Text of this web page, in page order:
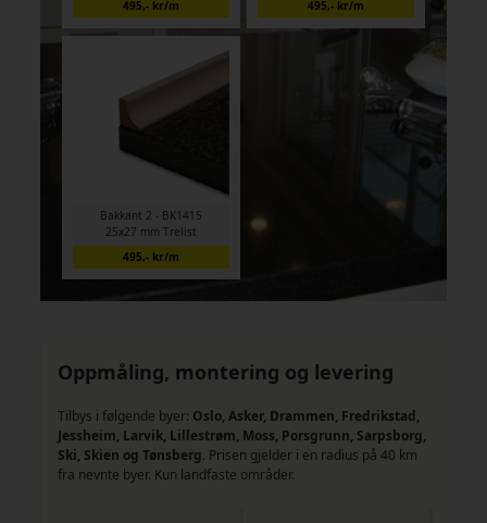
495,- kr/m
495,- kr/m
Bakkant 2 - BK1415
25x27 mm Trelist
495,- kr/m
Oppmåling, montering og levering
Tilbys i følgende byer: Oslo, Asker, Drammen, Fredrikstad,
Jessheim, Larvik, Lillestrøm, Moss, Porsgrunn, Sarpsborg,
Ski, Skien og Tønsberg. Prisen gjelder i en radius på 40 km
fra nevnte byer. Kun landfaste områder.